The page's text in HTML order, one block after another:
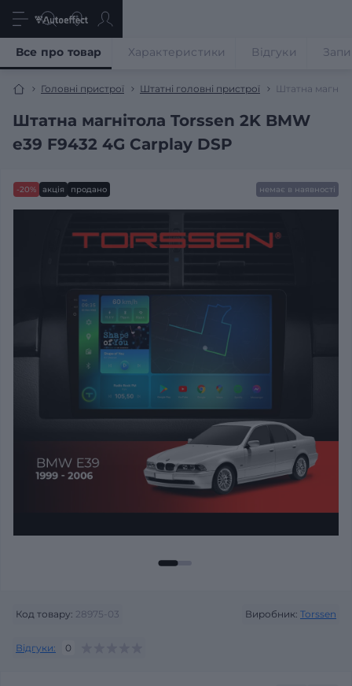
Головні пристрої Штатні головні пристрої Штатна
Штатна магнітола Torssen 2K BMW
e39 F9432 4G Carplay DSP
Все про товар Характеристики Відгуки
-20% акція продано немає в наявності
Код товару: 28975-03 Виробник: Torssen
Відгуки: 0